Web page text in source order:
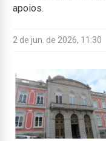
apoios.
2 de jun. de 2026, 11:30